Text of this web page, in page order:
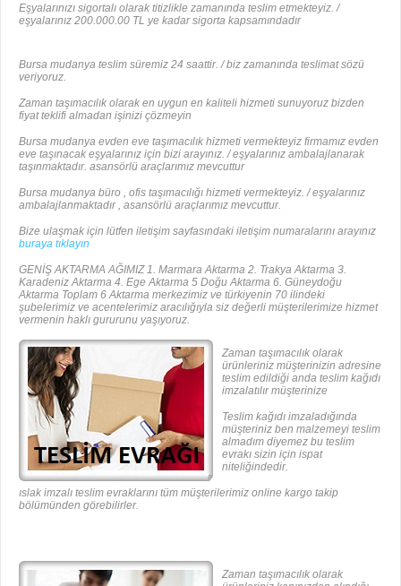
Eşyalarınızı sigortalı olarak titizlikle zamanında teslim etmekteyiz. /
eşyalarınız 200.000.00 TL ye kadar sigorta kapsamındadır
Bursa mudanya teslim süremiz 24 saattir. / biz zamanında teslimat sözü
veriyoruz.
Zaman taşımacılık olarak en uygun en kaliteli hizmeti sunuyoruz bizden
fiyat teklifi almadan işinizi çözmeyin
Bursa mudanya evden eve taşımacılık hizmeti vermekteyiz firmamız evden
eve taşınacak eşyalarınız için bizi arayınız. / eşyalarınız ambalajlanarak
taşınmaktadır. asansörlü araçlarımız mevcuttur
Bursa mudanya büro , ofis taşımacılığı hizmeti vermekteyiz. / eşyalarınız
ambalajlanmaktadır , asansörlü araçlarımız mevcuttur.
Bize ulaşmak için lütfen iletişim sayfasındaki iletişim numaralarını arayınız
buraya tıklayın
GENİŞ AKTARMA AĞIMIZ 1. Marmara Aktarma 2. Trakya Aktarma 3.
Karadeniz Aktarma 4. Ege Aktarma 5 Doğu Aktarma 6. Güneydoğu
Aktarma Toplam 6 Aktarma merkezimiz ve türkiyenin 70 ilindeki
şubelerimiz ve acentelerimiz aracılığıyla siz değerli müşterilerimize hizmet
vermenin haklı gururunu yaşıyoruz.
Zaman taşımacılık olarak
ürünleriniz müşterinizin adresine
teslim edildiği anda teslim kağıdı
imzalatılır müşterinize
Teslim kağıdı imzaladığında
müşteriniz ben malzemeyi teslim
almadım diyemez bu teslim
evrakı sizin için ispat
niteliğindedir.
ıslak imzalı teslim evraklarını tüm müşterilerimiz online kargo takip
bölümünden görebilirler.
Zaman taşımacılık olarak